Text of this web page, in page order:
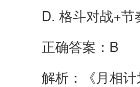
D. 格斗对战+节
正确答案：B
解析：《月相